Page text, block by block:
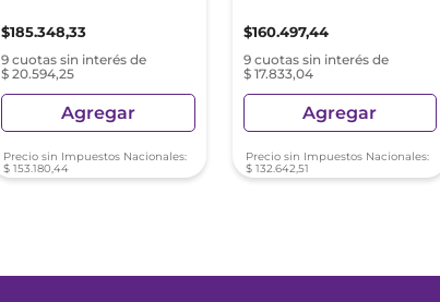
$185.348,33
9 cuotas sin interés de
$ 20.594,25
Agregar
Precio sin Impuestos Nacionales:
$ 153.180,44
$160.497,44
9 cuotas sin interés de
$ 17.833,04
Agregar
Precio sin Impuestos Nacionales:
$ 132.642,51